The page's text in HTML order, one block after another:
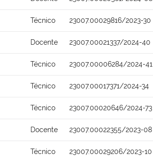
Técnico 23007.00029816/2023-30
Docente 23007.00021337/2024-40
Técnico 23007.00006284/2024-41
Técnico 23007.00017371/2024-34
Técnico 23007.00020646/2024-73
Docente 23007.00022355/2023-08
Técnico 23007.00029206/2023-10